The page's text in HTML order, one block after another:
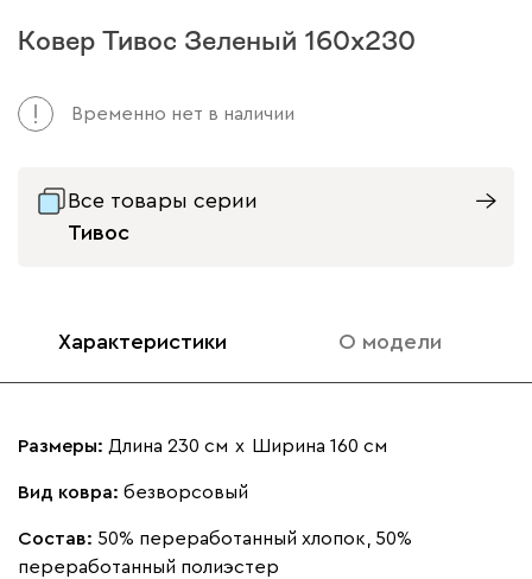
Ковер Тивос Зеленый 160x230
Временно нет в наличии
Все товары серии
Тивос
Характеристики О модели
Размеры: Длина 230 см х Ширина 160 см
Вид ковра: безворсовый
Состав: 50% переработанный хлопок, 50%
переработанный полиэстер